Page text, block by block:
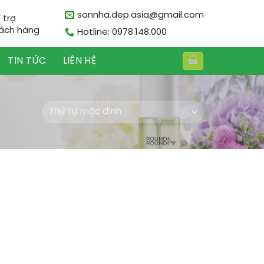
trợ
hàng
sonnha.dep.asia@gmail.com
Hotline: 0978.148.000
TIN TỨC LIÊN HỆ